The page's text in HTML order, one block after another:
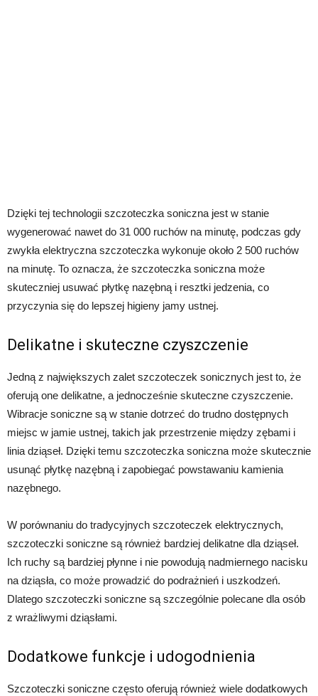
Dzięki tej technologii szczoteczka soniczna jest w stanie
wygenerować nawet do 31 000 ruchów na minutę, podczas gdy
zwykła elektryczna szczoteczka wykonuje około 2 500 ruchów
na minutę. To oznacza, że szczoteczka soniczna może
skuteczniej usuwać płytkę nazębną i resztki jedzenia, co
przyczynia się do lepszej higieny jamy ustnej.
Delikatne i skuteczne czyszczenie
Jedną z największych zalet szczoteczek sonicznych jest to, że
oferują one delikatne, a jednocześnie skuteczne czyszczenie.
Wibracje soniczne są w stanie dotrzeć do trudno dostępnych
miejsc w jamie ustnej, takich jak przestrzenie między zębami i
linia dziąseł. Dzięki temu szczoteczka soniczna może skutecznie
usunąć płytkę nazębną i zapobiegać powstawaniu kamienia
nazębnego.
W porównaniu do tradycyjnych szczoteczek elektrycznych,
szczoteczki soniczne są również bardziej delikatne dla dziąseł.
Ich ruchy są bardziej płynne i nie powodują nadmiernego nacisku
na dziąsła, co może prowadzić do podrażnień i uszkodzeń.
Dlatego szczoteczki soniczne są szczególnie polecane dla osób
z wrażliwymi dziąsłami.
Dodatkowe funkcje i udogodnienia
Szczoteczki soniczne często oferują również wiele dodatkowych